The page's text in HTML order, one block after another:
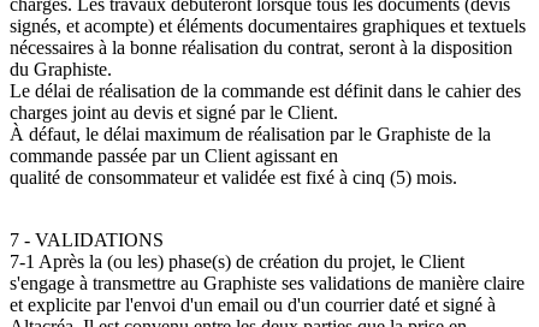
signés, et acompte) et éléments documentaires graphiques et textuels
nécessaires à la bonne réalisation du contrat, seront à la disposition
du Graphiste.
Le délai de réalisation de la commande est définit dans le cahier des
charges joint au devis et signé par le Client.
À défaut, le délai maximum de réalisation par le Graphiste de la
commande passée par un Client agissant en
qualité de consommateur et validée est fixé à cinq (5) mois.
7 - VALIDATIONS
7-1 Après la (ou les) phase(s) de création du projet, le Client
s'engage à transmettre au Graphiste ses validations de manière claire
et explicite par l'envoi d'un email ou d'un courrier daté et signé à